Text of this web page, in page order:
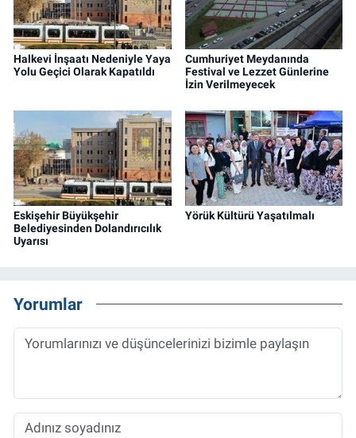
Halkevi İnşaatı Nedeniyle Yaya
Yolu Geçici Olarak Kapatıldı
Cumhuriyet Meydanında
Festival ve Lezzet Günlerine
İzin Verilmeyecek
Eskişehir Büyükşehir
Belediyesinden Dolandırıcılık
Uyarısı
Yörük Kültürü Yaşatılmalı
Yorumlar